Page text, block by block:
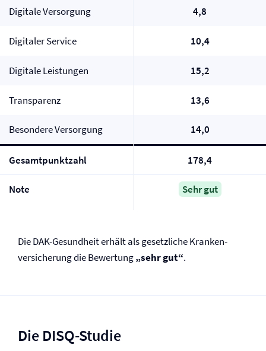
Digitale Versorgung 4,8
Digitaler Service 10,4
Digitale Leistungen 15,2
Transparenz 13,6
Besondere Versorgung 14,0
Gesamtpunktzahl 178,4
Note Sehr gut
Die DAK-Gesundheit erhält als gesetzliche Kranken­
versicherung die Bewertung„sehr gut“.
Die DISQ-Studie